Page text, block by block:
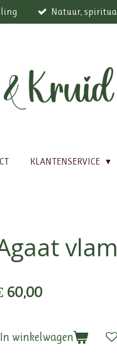
Natuur,
KLANTENSERVICE
60,00
In winkelwagen